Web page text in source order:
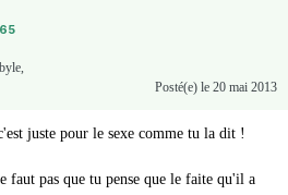
Posté(e) le 20 mai 2013
juste pour le sexe comme tu la dit !
pas que tu pense que le faite qu'il a